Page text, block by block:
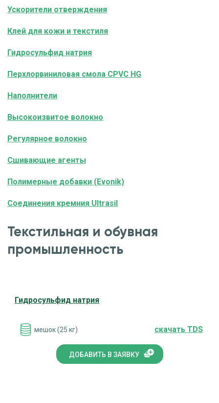
Ускорители отверждения
Клей для кожи и текстиля
Гидросульфид натрия
Перхлорвиниловая смола CPVC HG
Наполнители
Высокоизвитое волокно
Регулярное волокно
Сшивающие агенты
Полимерные добавки (Evonik)
Соединения кремния Ultrasil
Текстильная и обувная
промышленность
Гидросульфид натрия
мешок (25 кг) cкачать TDS
ДОБАВИТЬ В ЗАЯВКУ